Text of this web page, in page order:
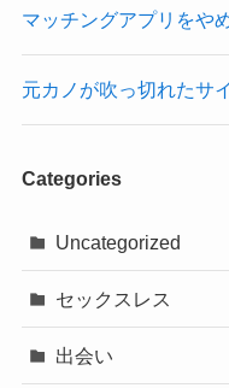
マッチングアプリをや
元カノが吹っ切れたサ
Categories
Uncategorized
セックスレス
出会い